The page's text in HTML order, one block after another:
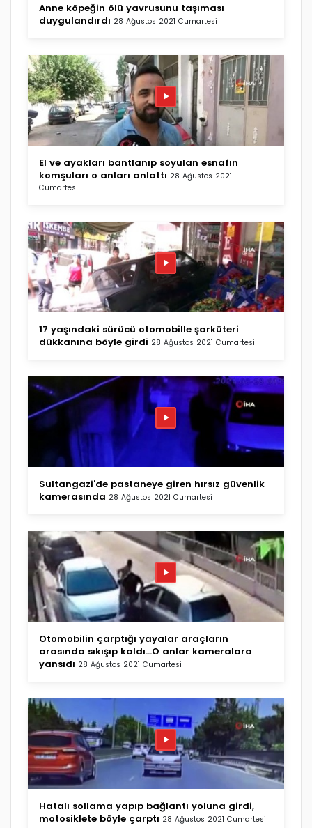
Anne köpeğin ölü yavrusunu taşıması
duygulandırdı 28 Ağustos 2021 Cumartesi
El ve ayakları bantlanıp soyulan esnafın
komşuları o anları anlattı 28 Ağustos 2021
Cumartesi
17 yaşındaki sürücü otomobille şarküteri
dükkanına böyle girdi 28 Ağustos 2021 Cumartesi
Sultangazi'de pastaneye giren hırsız güvenlik
kamerasında 28 Ağustos 2021 Cumartesi
Otomobilin çarptığı yayalar araçların
arasında sıkışıp kaldı...O anlar kameralara
yansıdı 28 Ağustos 2021 Cumartesi
Hatalı sollama yapıp bağlantı yoluna girdi,
motosiklete böyle çarptı 28 Ağustos 2021 Cumartesi